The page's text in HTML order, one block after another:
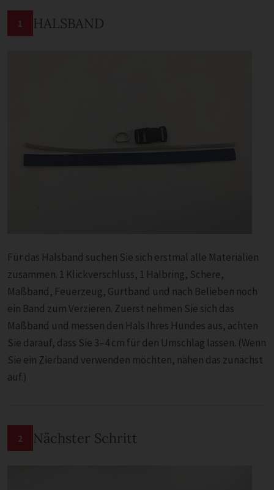
1 HALSBAND
Für das Halsband suchen Sie sich erstmal alle Materialien
zusammen. 1 Klickverschluss, 1 Halbring, Schere,
Maßband, Feuerzeug, Gurtband und nach Belieben noch
ein Band zum Verzieren. Zuerst nehmen Sie sich das
Maßband und messen den Hals Ihres Hundes aus, achten
Sie darauf, dass Sie 3–4 cm für den Umschlag lassen. (Wenn
Sie ein Zierband verwenden möchten, nähen das zunächst
auf.)
2 Nächster Schritt